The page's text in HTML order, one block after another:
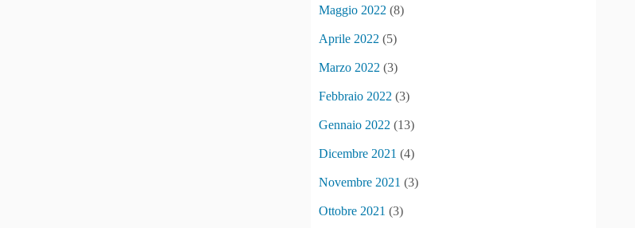
Maggio 2022 (8)
Aprile 2022 (5)
Marzo 2022 (3)
Febbraio 2022 (3)
Gennaio 2022 (13)
Dicembre 2021 (4)
Novembre 2021 (3)
Ottobre 2021 (3)